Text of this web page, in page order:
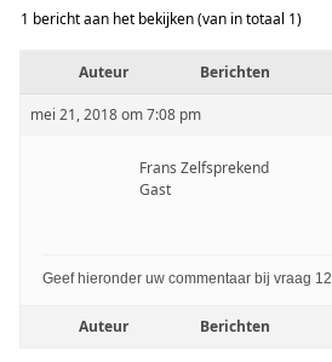
1 bericht aan het bekijken (van in totaal 1)
Auteur Berichten
mei 21, 2018 om 7:08 pm
Frans Zelfsprekend
Gast
Geef hieronder uw commentaar bij vraag 12
Auteur Berichten